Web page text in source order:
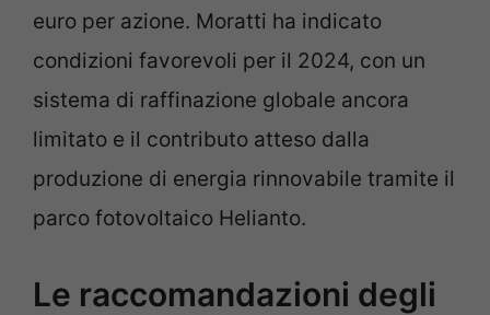
euro per azione. Moratti ha indicato
condizioni favorevoli per il 2024, con un
sistema di raffinazione globale ancora
limitato e il contributo atteso dalla
produzione di energia rinnovabile tramite il
parco fotovoltaico Helianto.
Le raccomandazioni degli